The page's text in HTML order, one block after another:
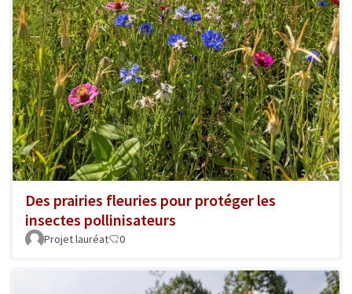
Des prairies fleuries pour protéger les
insectes pollinisateurs
Projet lauréat 0